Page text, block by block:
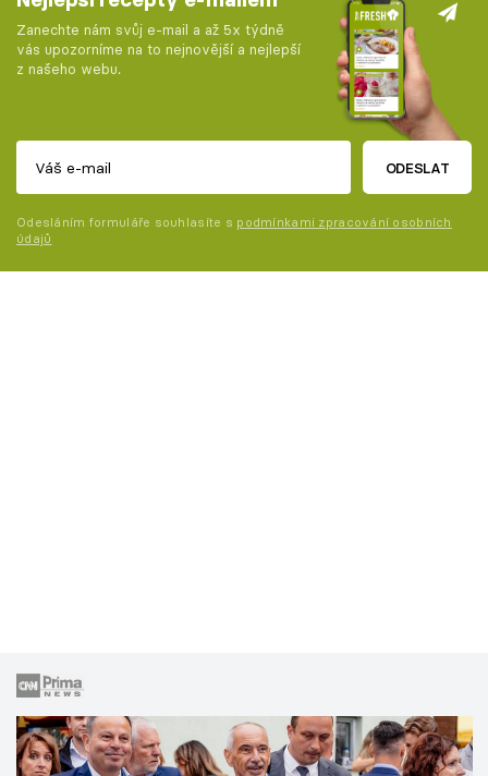
Zanechte nám svůj e-mail a až 5x týdně
vás upozorníme na to nejnovější a nejlepší
z našeho webu.
ODESLAT
Odesláním formuláře souhlasíte s podmínkami zpracování osobních
údajů